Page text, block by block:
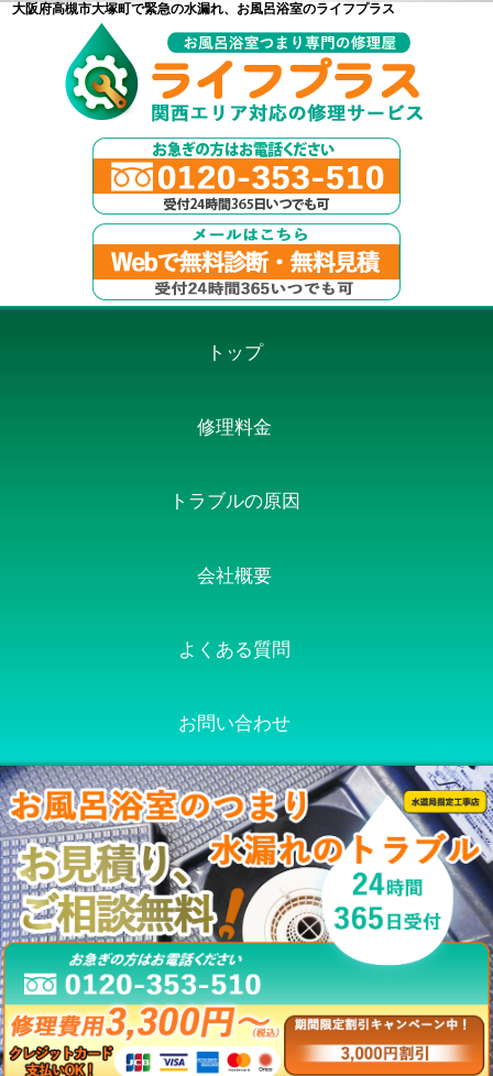
大阪府高槻市大塚町で緊急の水漏れ、お風呂浴室のライフプラス
トップ
修理料金
トラブルの原因
会社概要
よくある質問
お問い合わせ